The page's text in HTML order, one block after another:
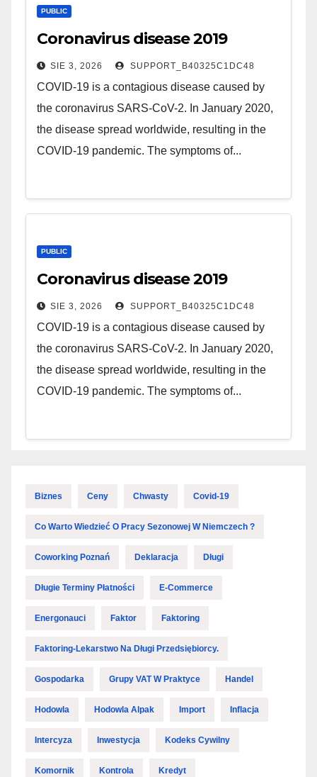
PUBLIC
Coronavirus disease 2019
SIE 3, 2026 SUPPORT_B40325C1DC48
COVID-19 is a contagious disease caused by
the coronavirus SARS-CoV-2. In January 2020,
the disease spread worldwide, resulting in the
COVID-19 pandemic. The symptoms of...
PUBLIC
Coronavirus disease 2019
SIE 3, 2026 SUPPORT_B40325C1DC48
COVID-19 is a contagious disease caused by
the coronavirus SARS-CoV-2. In January 2020,
the disease spread worldwide, resulting in the
COVID-19 pandemic. The symptoms of...
Biznes Ceny Chwasty Covid-19
Co Warto Wiedzieć O Pracy Sezonowej W Niemczech ?
Coworking Poznań Deklaracja Długi
Długie Terminy Płatności E-Commerce
Energonauci Faktor Faktoring
Faktoring-Lekarstwo Na Długi Przedsiębiorcy.
Gospodarka Grupy VAT W Praktyce Handel
Hodowla Hodowla Alpak Import Inflacja
Intercyza Inwestycja Kodeks Cywilny
Komornik Kontrola Kredyt